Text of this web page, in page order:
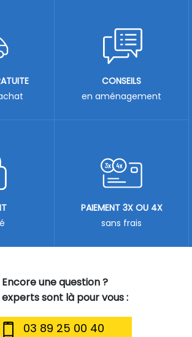
Encore une question ?
experts sont là pour vous :
03 89 25 00 40
CONSEILS
en aménagement
PAIEMENT 3X OU 4X
sans frais